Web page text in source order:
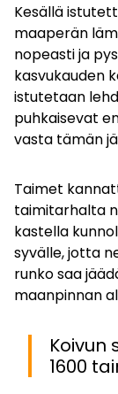
Kesällä
maaperän
nopeasti ja
kasvukauden
istutetaan
puhkaisevat
vasta tämän
Taimet
taimitarhalta
kastella
syvälle, jotta
runko saa
maanpinnan
Koivun
1600